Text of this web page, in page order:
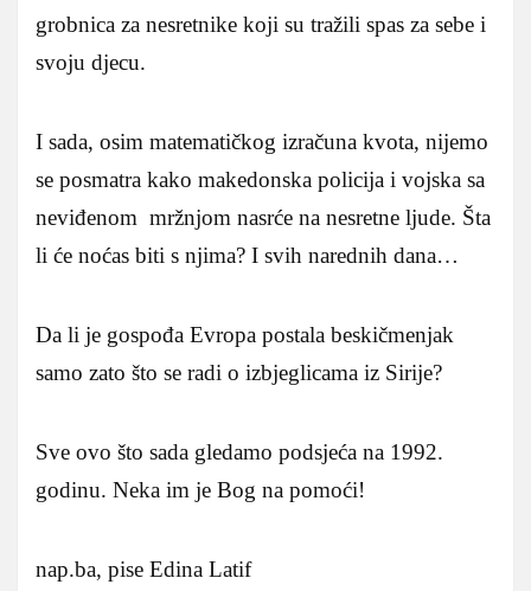
grobnica za nesretnike koji su tražili spas za sebe i
svoju djecu.
I sada, osim matematičkog izračuna kvota, nijemo
se posmatra kako makedonska policija i vojska sa
neviđenom mržnjom nasrće na nesretne ljude. Šta
li će noćas biti s njima? I svih narednih dana…
Da li je gospođa Evropa postala beskičmenjak
samo zato što se radi o izbjeglicama iz Sirije?
Sve ovo što sada gledamo podsjeća na 1992.
godinu. Neka im je Bog na pomoći!
nap.ba, pise Edina Latif